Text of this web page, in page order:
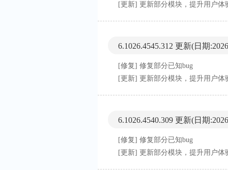
[更新] 更新部分模块，提升用户体
6.1026.4545.312 更新(日期
[修复] 修复部分已知bug
[更新] 更新部分模块，提升用户体
6.1026.4540.309 更新(日期
[修复] 修复部分已知bug
[更新] 更新部分模块，提升用户体